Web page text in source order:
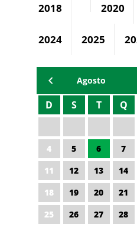
2018
2020
2024 2025
Agosto
D S T Q
4
5 6 7
11
12 13 14
18
19 20 21
25
26 27 28